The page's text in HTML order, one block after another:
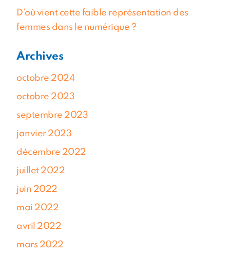
Téléchargez la brochure
D’où vient cette faible représentation des
femmes dans le numérique ?
Archives
octobre 2024
octobre 2023
septembre 2023
janvier 2023
décembre 2022
juillet 2022
juin 2022
mai 2022
avril 2022
mars 2022